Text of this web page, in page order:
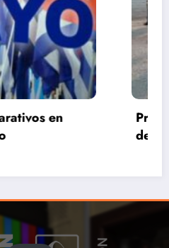
Clara: La Patria se